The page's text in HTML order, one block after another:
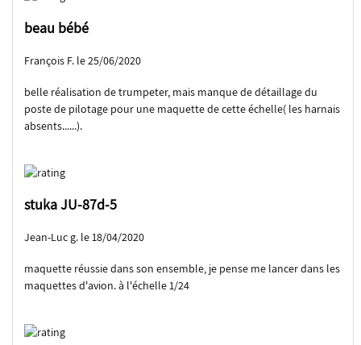
beau bébé
François F. le 25/06/2020
belle réalisation de trumpeter, mais manque de détaillage du
poste de pilotage pour une maquette de cette échelle( les harnais
absents......).
stuka JU-87d-5
Jean-Luc g. le 18/04/2020
maquette réussie dans son ensemble, je pense me lancer dans les
maquettes d'avion. à l'échelle 1/24